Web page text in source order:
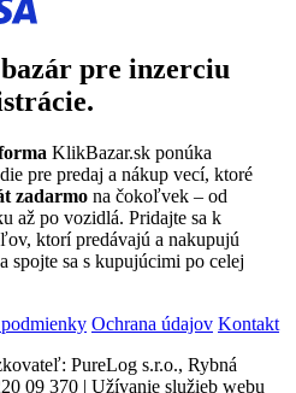
pre inzerciu
KlikBazar.sk ponúka
pre predaj a nákup vecí, ktoré
zadarmo na čokoľvek – od
až po vozidlá. Pridajte sa k
ktorí predávajú a nakupujú
spojte sa s kupujúcimi po celej
Ochrana údajov Kontakt
PureLog s.r.o., Rybná
09 370 | Užívanie služieb webu